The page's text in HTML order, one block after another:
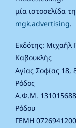
μία ιστοσελίδα
mgk.advertising.
Εκδότης: Μιχαήλ
Καβουκλής
Αγίας Σοφίας 18,
Ρόδος
Α.Φ.Μ.
Ρόδου
ΓΕΜΗ